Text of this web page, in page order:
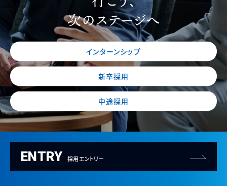
インターンシップ
新卒採用
中途採用
ENTRY 採用エントリー